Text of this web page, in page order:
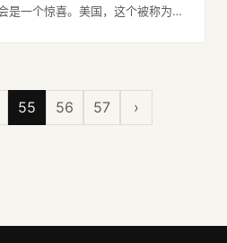
是一个惊喜。美国，这个被称为
存在。
55 56 57 ›